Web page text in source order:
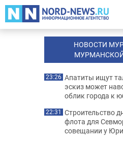
НОВОСТИ
23:26 Апатиты ищут
эскиз может
облик города к
22:31 Строительство
флота для
совещании у